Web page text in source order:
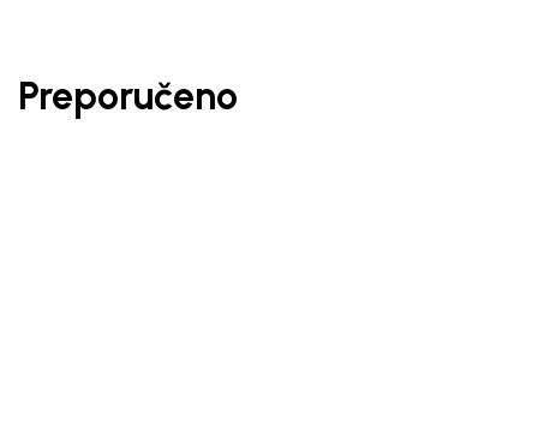
Preporučeno